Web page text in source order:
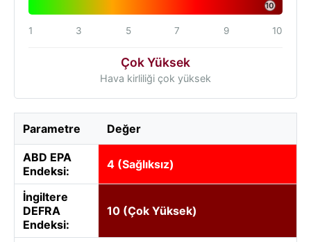
10
1 3 5 7 9 10
Çok Yüksek
Hava kirliliği çok yüksek
Parametre Değer
ABD EPA
Endeksi:
4 (Sağlıksız)
İngiltere
DEFRA
Endeksi:
10 (Çok Yüksek)